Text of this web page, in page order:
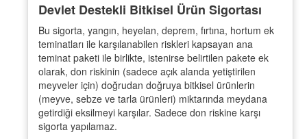
Devlet Destekli Bitkisel Ürün Sigortası
Bu sigorta, yangın, heyelan, deprem, fırtına, hortum ek
teminatları ile karşılanabilen riskleri kapsayan ana
teminat paketi ile birlikte, istenirse belirtilen pakete ek
olarak, don riskinin (sadece açık alanda yetiştirilen
meyveler için) doğrudan doğruya bitkisel ürünlerin
(meyve, sebze ve tarla ürünleri) miktarında meydana
getirdiği eksilmeyi karşılar. Sadece don riskine karşı
sigorta yapılamaz.